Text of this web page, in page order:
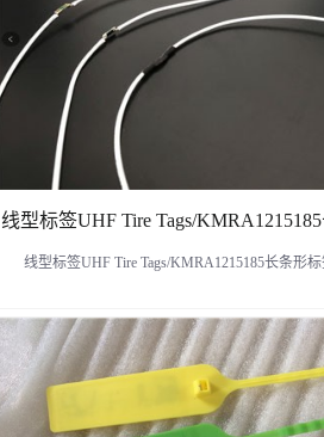
了解更多
线型标签UHF Tire Tags/
线型标签UHF Tire Tags/KMRA1215185长条形
了解更多